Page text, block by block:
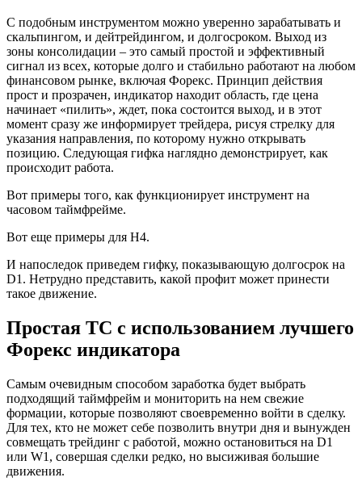
С подобным инструментом можно уверенно зарабатывать и
скальпингом, и дейтрейдингом, и долгосроком. Выход из
зоны консолидации – это самый простой и эффективный
сигнал из всех, которые долго и стабильно работают на любом
финансовом рынке, включая Форекс. Принцип действия
прост и прозрачен, индикатор находит область, где цена
начинает «пилить», ждет, пока состоится выход, и в этот
момент сразу же информирует трейдера, рисуя стрелку для
указания направления, по которому нужно открывать
позицию. Следующая гифка наглядно демонстрирует, как
происходит работа.
Вот примеры того, как функционирует инструмент на
часовом таймфрейме.
Вот еще примеры для Н4.
И напоследок приведем гифку, показывающую долгосрок на
D1. Нетрудно представить, какой профит может принести
такое движение.
Простая ТС с использованием лучшего
Форекс индикатора
Самым очевидным способом заработка будет выбрать
подходящий таймфрейм и мониторить на нем свежие
формации, которые позволяют своевременно войти в сделку.
Для тех, кто не может себе позволить внутри дня и вынужден
совмещать трейдинг с работой, можно остановиться на D1
или W1, совершая сделки редко, но высиживая большие
движения.